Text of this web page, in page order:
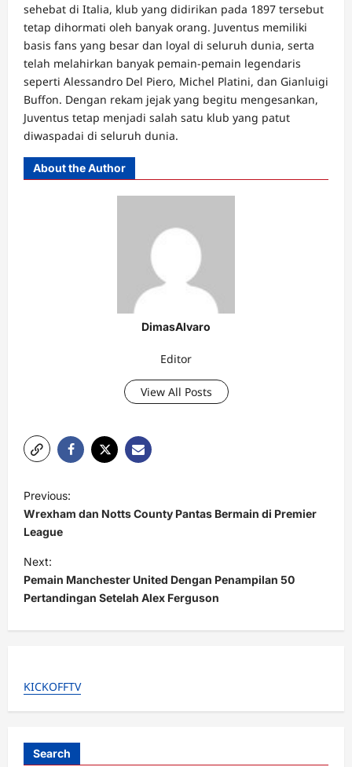
sehebat di Italia, klub yang didirikan pada 1897 tersebut
tetap dihormati oleh banyak orang. Juventus memiliki
basis fans yang besar dan loyal di seluruh dunia, serta
telah melahirkan banyak pemain-pemain legendaris
seperti Alessandro Del Piero, Michel Platini, dan Gianluigi
Buffon. Dengan rekam jejak yang begitu mengesankan,
Juventus tetap menjadi salah satu klub yang patut
diwaspadai di seluruh dunia.
About the Author
DimasAlvaro
Editor
View All Posts
o
s
t
n
a
v
g
Previous:
Wrexham dan Notts County Pantas Bermain di Premier
League
Next:
Pemain Manchester United Dengan Penampilan 50
Pertandingan Setelah Alex Ferguson
KICKOFFTV
Search